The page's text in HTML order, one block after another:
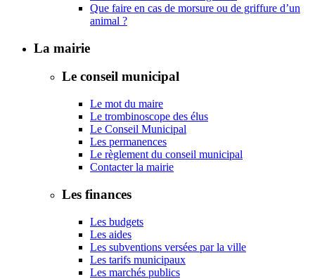
Que faire en cas de morsure ou de griffure d’un
animal ?
La mairie
Le conseil municipal
Le mot du maire
Le trombinoscope des élus
Le Conseil Municipal
Les permanences
Le règlement du conseil municipal
Contacter la mairie
Les finances
Les budgets
Les aides
Les subventions versées par la ville
Les tarifs municipaux
Les marchés publics